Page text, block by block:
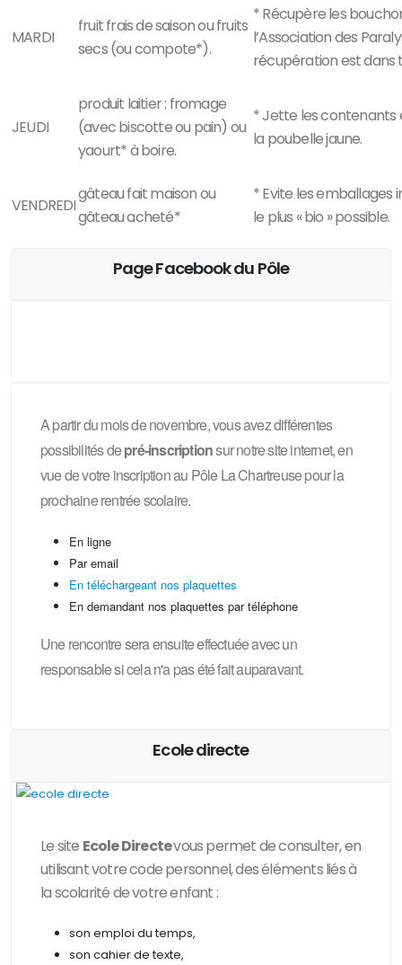
MARDI
fruit frais de saison ou fruits
secs (ou compote*).
* Récupère les
l’Association des
récupération est dans
JEUDI
produit laitier : fromage
(avec biscotte ou pain) ou
yaourt* à boire.
* Jette les contenants
la poubelle jaune.
VENDREDI
gâteau fait maison ou
gâteau acheté*
* Evite les emballages
le plus « bio » possible.
Page Facebook du Pôle
A partir du mois de novembre, vous avez différentes
possibilités depré-inscriptionsur notre site internet, en
vue de votre inscription au Pôle La Chartreuse pour la
prochaine rentrée scolaire.
En ligne
Par email
En téléchargeant nos plaquettes
En demandant nos plaquettes par téléphone
Une rencontre sera ensuite effectuée avec un
responsable si cela n'a pas été fait auparavant.
Ecole directe
Le site Ecole Directevous permet de consulter, en
utilisant votre code personnel, deséléments liés à
la scolarité de votre enfant :
son emploi du temps,
son cahier de texte,